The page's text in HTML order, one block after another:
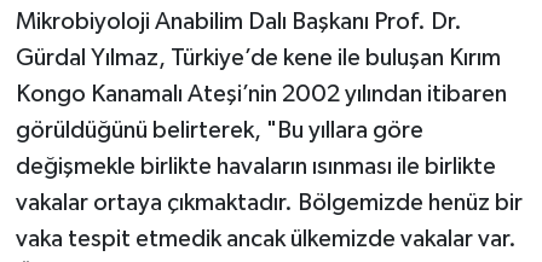
Mikrobiyoloji Anabilim Dalı Başkanı Prof. Dr.
Gürdal Yılmaz, Türkiye’de kene ile buluşan Kırım
Kongo Kanamalı Ateşi’nin 2002 yılından itibaren
görüldüğünü belirterek, "Bu yıllara göre
değişmekle birlikte havaların ısınması ile birlikte
vakalar ortaya çıkmaktadır. Bölgemizde henüz bir
vaka tespit etmedik ancak ülkemizde vakalar var.